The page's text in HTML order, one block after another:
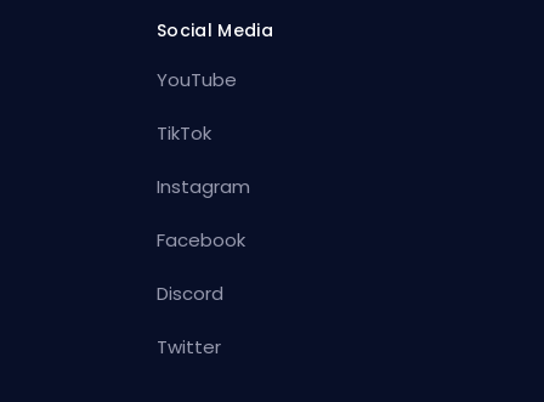
Social Media
YouTube
TikTok
Instagram
Facebook
Discord
Twitter